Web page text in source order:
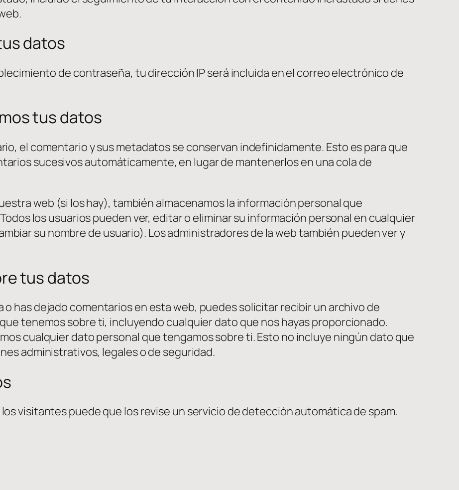
datos
de contraseña, tu dirección IP será incluida en el correo electrónico de
tus datos
el comentario y sus metadatos se conservan indefinidamente. Esto es para que
sucesivos automáticamente, en lugar de mantenerlos en una cola de
web (si los hay), también almacenamos la información personal que
los usuarios pueden ver, editar o eliminar su información personal en cualquier
su nombre de usuario). Los administradores de la web también pueden ver y
tus datos
o has dejado comentarios en esta web, puedes solicitar recibir un archivo de
tenemos sobre ti, incluyendo cualquier dato que nos hayas proporcionado.
cualquier dato personal que tengamos sobre ti. Esto no incluye ningún dato que
administrativos, legales o de seguridad.
visitantes puede que los revise un servicio de detección automática de spam.